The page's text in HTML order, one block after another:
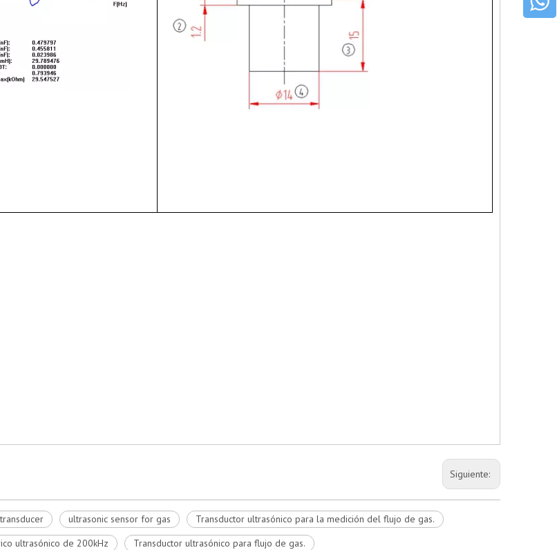
Siguiente:
ultrasonic sensor for gas
Transductor ultrasónico para la medición del flujo de gas.
ultrasónico de 200kHz
Transductor ultrasónico para flujo de gas.